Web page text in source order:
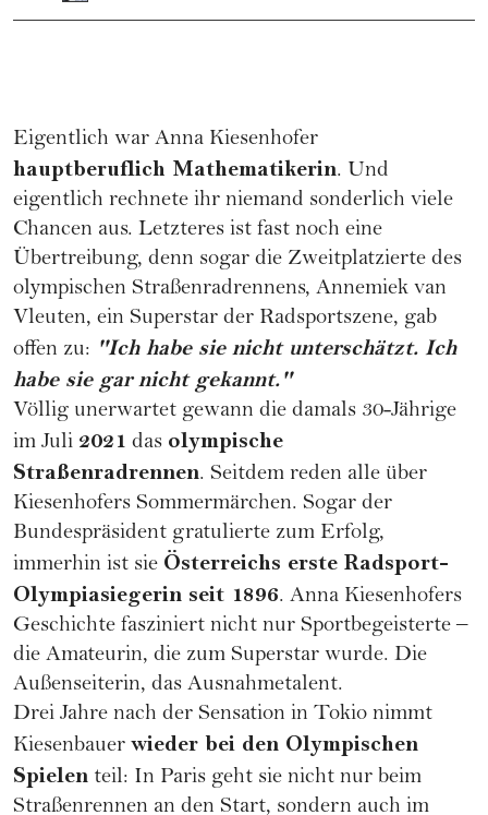
Eigentlich war Anna Kiesenhofer
hauptberuflich Mathematikerin. Und
eigentlich rechnete ihr niemand sonderlich viele
Chancen aus. Letzteres ist fast noch eine
Übertreibung, denn sogar die Zweitplatzierte des
olympischen Straßenradrennens, Annemiek van
Vleuten, ein Superstar der Radsportszene, gab
offen zu: "Ich habe sie nicht unterschätzt. Ich
habe sie gar nicht gekannt."
Völlig unerwartet gewann die damals 30-Jährige
im Juli 2021 das olympische
Straßenradrennen. Seitdem reden alle über
Kiesenhofers Sommermärchen. Sogar der
Bundespräsident gratulierte zum Erfolg,
immerhin ist sie Österreichs erste Radsport-
Olympiasiegerin seit 1896. Anna Kiesenhofers
Geschichte fasziniert nicht nur Sportbegeisterte –
die Amateurin, die zum Superstar wurde. Die
Außenseiterin, das Ausnahmetalent.
Drei Jahre nach der Sensation in Tokio nimmt
Kiesenbauer wieder bei den Olympischen
Spielen teil: In Paris geht sie nicht nur beim
Straßenrennen an den Start, sondern auch im